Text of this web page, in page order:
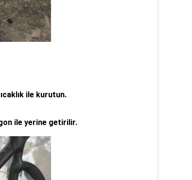
ile kurutun.
ile yerine getirilir.